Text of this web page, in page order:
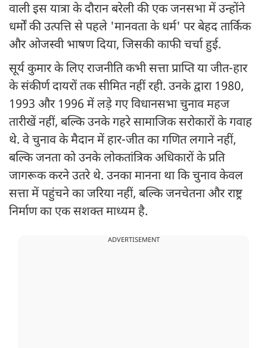
वाली इस यात्रा के दौरान बरेली की एक जनसभा में उन्होंने
धर्मों की उत्पत्ति से पहले 'मानवता के धर्म' पर बेहद तार्किक
और ओजस्वी भाषण दिया, जिसकी काफी चर्चा हुई.
सूर्य कुमार के लिए राजनीति कभी सत्ता प्राप्ति या जीत-हार
के संकीर्ण दायरों तक सीमित नहीं रही. उनके द्वारा 1980,
1993 और 1996 में लड़े गए विधानसभा चुनाव महज
तारीखें नहीं, बल्कि उनके गहरे सामाजिक सरोकारों के गवाह
थे. वे चुनाव के मैदान में हार-जीत का गणित लगाने नहीं,
बल्कि जनता को उनके लोकतांत्रिक अधिकारों के प्रति
जागरूक करने उतरे थे. उनका मानना था कि चुनाव केवल
सत्ता में पहुंचने का जरिया नहीं, बल्कि जनचेतना और राष्ट्र
निर्माण का एक सशक्त माध्यम है.
ADVERTISEMENT